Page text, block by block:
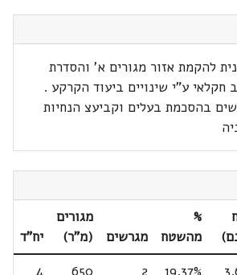
להקמת אזור מגורים א' והסדרת
חקלאי ע"י שינויים ביעוד הקרקע .
בהסכמת בעלים וקביעצ הנחיות
%
מהשטח
מגרשים
מגורים
(מ"ר)
יח"ד